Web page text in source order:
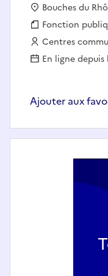
Localisation :
Bouches du
Fonction
Fonction
Employeur :
Centres
En ligne
Ajouter aux